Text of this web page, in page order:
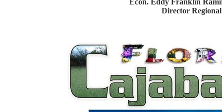
Econ. Eddy Franklin
Director Regional